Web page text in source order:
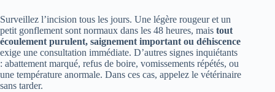
Surveillez l’incision tous les jours. Une légère rougeur et un
petit gonflement sont normaux dans les 48 heures, mais tout
écoulement purulent, saignement important ou déhiscence
exige une consultation immédiate. D’autres signes inquiétants
: abattement marqué, refus de boire, vomissements répétés, ou
une température anormale. Dans ces cas, appelez le vétérinaire
sans tarder.